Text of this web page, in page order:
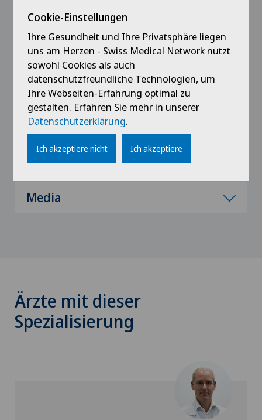
cervico-faciale, CHUV, Lausanne, Suisse
2014 - 2017
Médecin assistant en ORL et chirurgie cervico-
faciale, CHUV, Lausanne, Suisse
2013 - 2014
Médecin assistant en ORL et chirurgie cervico-
faciale, HFR, Fribourg, Suisse
Media
Ärzte mit dieser
Spezialisierung
Cookie-Einstellungen
Ihre Gesundheit und Ihre Privatsphäre liegen
uns am Herzen - Swiss Medical Network nutzt
sowohl Cookies als auch
datenschutzfreundliche Technologien, um
Ihre Webseiten-Erfahrung optimal zu
gestalten. Erfahren Sie mehr in unserer
Datenschutzerklärung.
Ich akzeptiere nicht Ich akzeptiere